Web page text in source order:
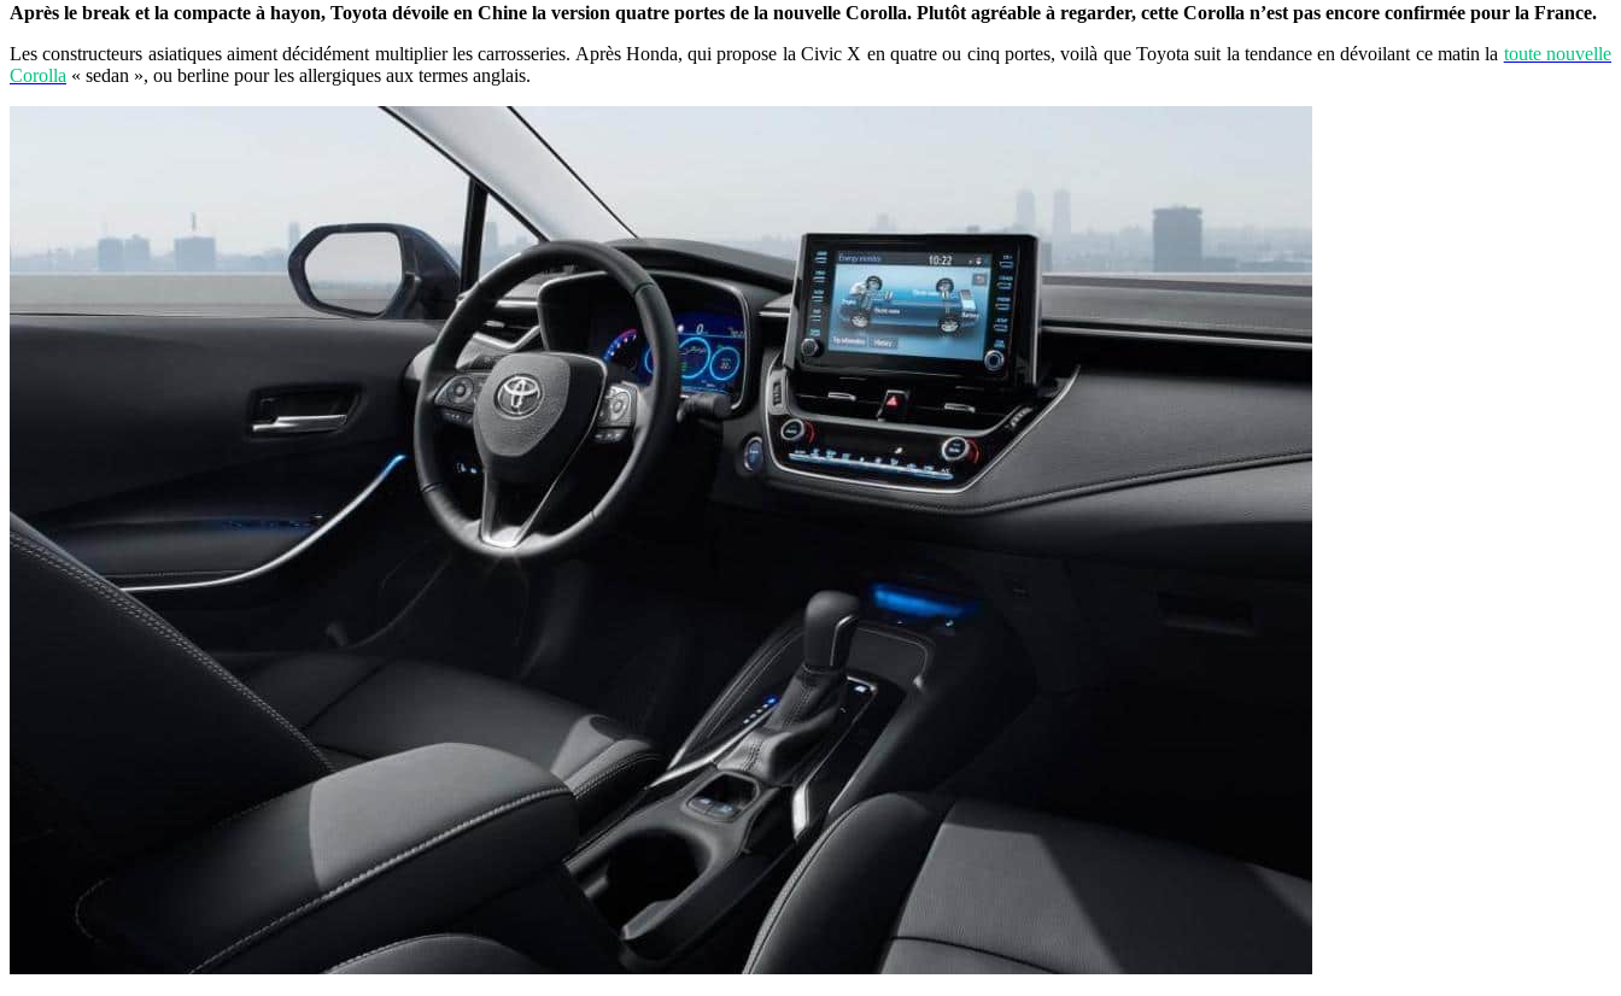
Après le break et la compacte à hayon, Toyota dévoile en Chine la version quatre portes de la nouvelle Corolla. Plutôt agréable à regarder, cette Corolla n’est pas encore confirmée pour la France.
Les constructeurs asiatiques aiment décidément multiplier les carrosseries. Après Honda, qui propose la Civic X en quatre ou cinq portes, voilà que Toyota suit la tendance en dévoilant ce matin la toute nouvelle
Corolla « sedan », ou berline pour les allergiques aux termes anglais.